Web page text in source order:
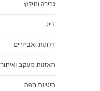
גרירה וחילוץ
דייג
דלתות ואביזרים
האזנות מעקב ואיתור
היגיינת הפה